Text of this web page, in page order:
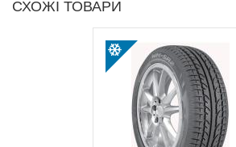
СХОЖІ ТОВАРИ